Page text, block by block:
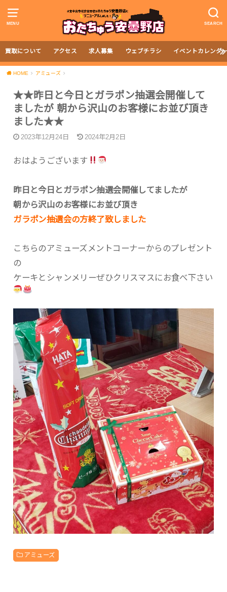
MENU SEARCH
買取について アクセス 求人募集 ウェブチラシ イベントカレンダ
HOME アミューズ
★★昨日と今日とガラポン抽選会開催して
ましたが 朝から沢山のお客様にお並び頂き
ました★★
2023年12月24日 2024年2月2日
おはようございます
昨日と今日とガラポン抽選会開催してましたが
朝から沢山のお客様にお並び頂き
ガラポン抽選会の方終了致しました
こちらのアミューズメントコーナーからのプレゼント
の
ケーキとシャンメリーぜひクリスマスにお食べ下さい
アミューズ